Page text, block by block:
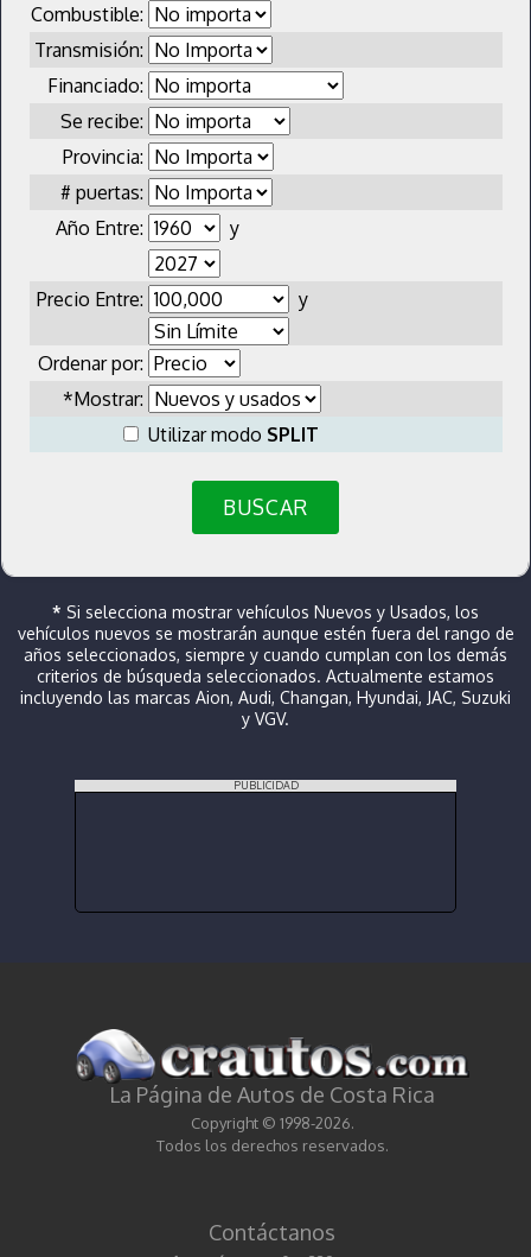
Combustible:
Transmisión:
Financiado:
Se recibe:
Provincia:
# puertas:
Año Entre:
y
Precio Entre: y
Ordenar por:
*Mostrar:
Utilizar modo SPLIT
BUSCAR
* Si selecciona mostrar vehículos Nuevos y Usados, los
vehículos nuevos se mostrarán aunque estén fuera del rango de
años seleccionados, siempre y cuando cumplan con los demás
criterios de búsqueda seleccionados. Actualmente estamos
incluyendo las marcas Aion, Audi, Changan, Hyundai, JAC, Suzuki
y VGV.
PUBLICIDAD
La Página de Autos de Costa Rica
Copyright © 1998-2026.
Todos los derechos reservados.
Contáctanos